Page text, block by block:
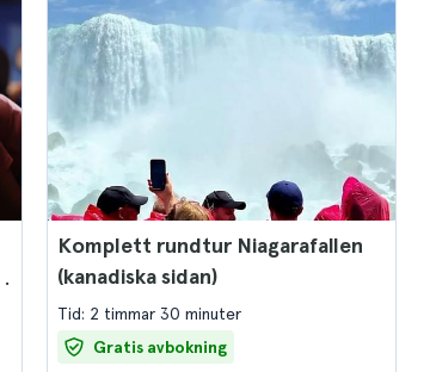
Komplett rundtur Niagarafallen
(kanadiska sidan)
Tid: 2 timmar 30 minuter
Gratis avbokning